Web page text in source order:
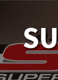
content